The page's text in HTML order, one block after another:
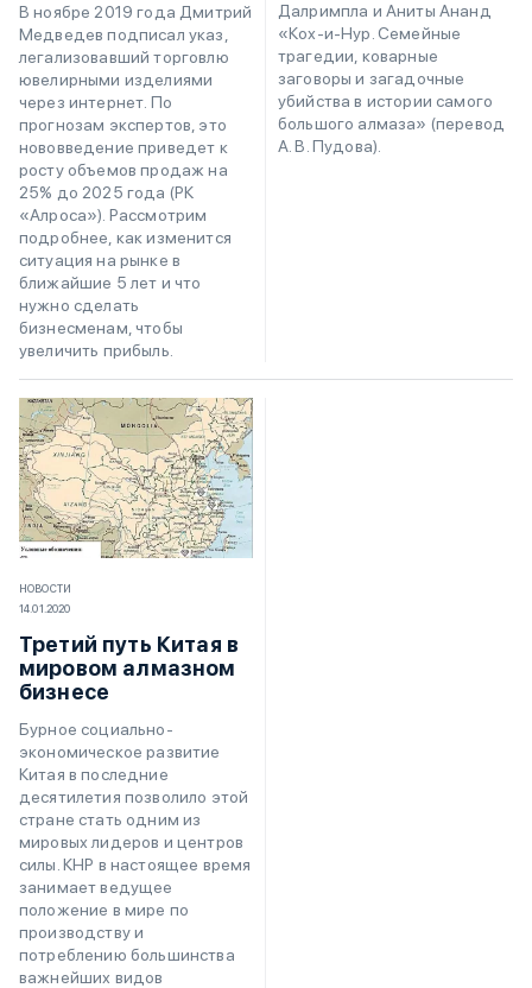
В ноябре 2019 года Дмитрий
Медведев подписал указ,
легализовавший торговлю
ювелирными изделиями
через интернет. По
прогнозам экспертов, это
нововведение приведет к
росту объемов продаж на
25% до 2025 года (РК
«‎Алроса»‎). Рассмотрим
подробнее, как изменится
ситуация на рынке в
ближайшие 5 лет и что
нужно сделать
бизнесменам, чтобы
увеличить прибыль.
Далримпла и Аниты Ананд
«Кох-и-Нур. Семейные
трагедии, коварные
заговоры и загадочные
убийства в истории самого
большого алмаза» (перевод
А. В. Пудова).
НОВОСТИ
14.01.2020
Третий путь Китая в
мировом алмазном
бизнесе
Бурное социально-
экономическое развитие
Китая в последние
десятилетия позволило этой
стране стать одним из
мировых лидеров и центров
силы. КНР в настоящее время
занимает ведущее
положение в мире по
производству и
потреблению большинства
важнейших видов